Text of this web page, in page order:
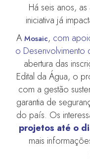
Há seis anos,
iniciativa já
A Mosaic, com
o Desenvolvimento
abertura das
Edital da Água, o
com a gestão
garantia de
do país. Os
projetos até o
mais